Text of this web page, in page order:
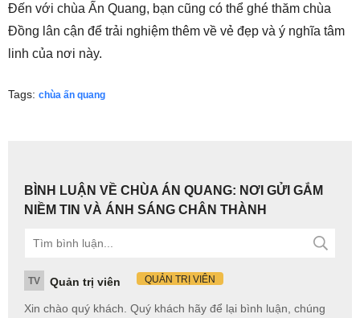
Đến với chùa Ấn Quang, bạn cũng có thể ghé thăm chùa
Đồng lân cận để trải nghiệm thêm về vẻ đẹp và ý nghĩa tâm
linh của nơi này.
Tags: chùa ấn quang
BÌNH LUẬN VỀ CHÙA ÁN QUANG: NƠI GỬI GẮM
NIỀM TIN VÀ ÁNH SÁNG CHÂN THÀNH
TV Quản trị viên QUẢN TRỊ VIÊN
Xin chào quý khách. Quý khách hãy để lại bình luận, chúng